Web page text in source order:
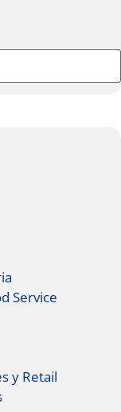
Service
y Retail